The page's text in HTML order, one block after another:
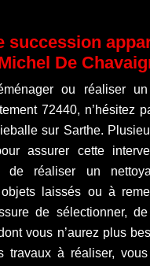
succession
De
ou réaliser
72440, n’hésitez
sur Sarthe.
assurer cette
de réaliser un
laissés ou à
de sélectionner,
vous n’aurez plus
travaux à réaliser,